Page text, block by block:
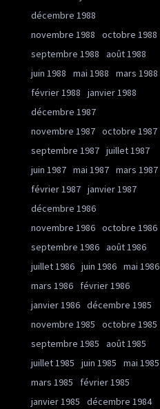
décembre 1988
novembre 1988
octobre 1988
septembre 1988
août 1988
juin 1988
mai 1988
mars 1988
février 1988
janvier 1988
décembre 1987
novembre 1987 octobre 1987
septembre 1987 juillet 1987
juin 1987 mai 1987 mars 1987
février 1987 janvier 1987
décembre 1986
novembre 1986 octobre 1986
septembre 1986 août 1986
juillet 1986 juin 1986 mai 1986
mars 1986
février 1986
janvier 1986 décembre 1985
novembre 1985
octobre 1985
septembre 1985
août 1985
juillet 1985
juin 1985
mai 1985
mars 1985
février 1985
janvier 1985
décembre 1984